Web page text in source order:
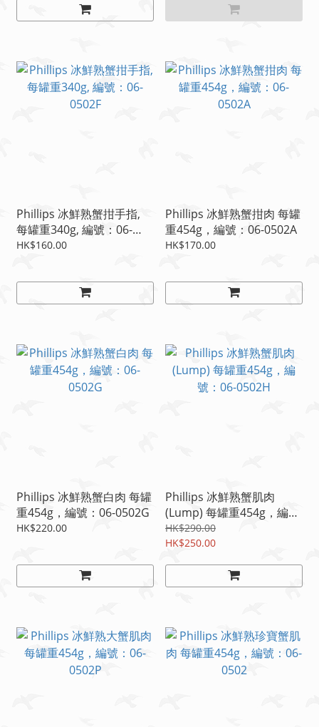
Phillips 冰鮮熟蟹拑手指,
每罐重340g, 編號：06-
0502F
HK$160.00
Phillips 冰鮮熟蟹拑肉 每罐
重454g，編號：06-0502A
HK$170.00
Phillips 冰鮮熟蟹白肉 每罐
重454g，編號：06-0502G
HK$220.00
Phillips 冰鮮熟蟹肌肉
(Lump) 每罐重454g，編
號：06-0502H
HK$290.00
HK$250.00